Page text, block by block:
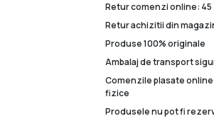
Retur comenzi online: 45
Retur achizitii din
Produse 100% originale
Ambalaj de transport
Comenzile plasate
fizice
Produsele nu pot fi